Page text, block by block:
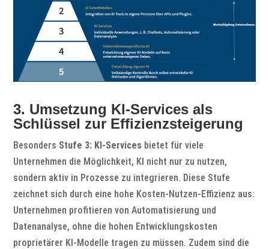
3. Umsetzung KI-Services als
Schlüssel zur Effizienzsteigerung
Besonders Stufe 3: KI-Services bietet für viele
Unternehmen die Möglichkeit, KI nicht nur zu nutzen,
sondern aktiv in Prozesse zu integrieren. Diese Stufe
zeichnet sich durch eine hohe Kosten-Nutzen-Effizienz aus:
Unternehmen profitieren von Automatisierung und
Datenanalyse, ohne die hohen Entwicklungskosten
proprietärer KI-Modelle tragen zu müssen. Zudem sind die